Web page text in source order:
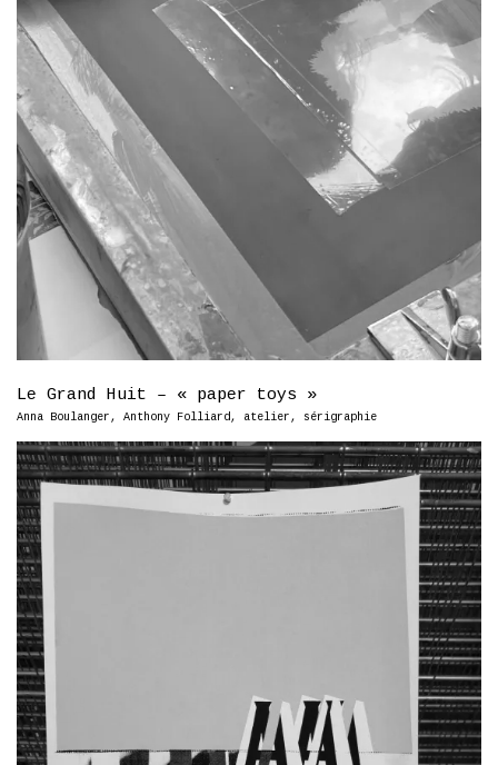
Le Grand Huit – « paper toys »
Anna Boulanger, Anthony Folliard, atelier, sérigraphie